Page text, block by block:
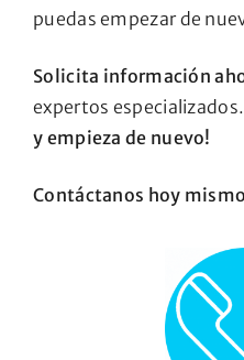
puedas empezar de
Solicita información
expertos especializados.
y empieza de nuevo!
Contáctanos hoy